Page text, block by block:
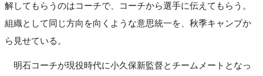
解してもらうのはコーチで、コーチから選手に伝えてもらう。
組織として同じ方向を向くような意思統一を、秋季キャンプか
ら見せている。
明石コーチが現役時代に小久保新監督とチームメートとなっ